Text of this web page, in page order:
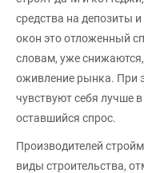
средства на депозиты
окон это отложенный
словам, уже
оживление рынка. При
чувствуют себя лучше в
оставшийся спрос.
Производителей
виды строительства,